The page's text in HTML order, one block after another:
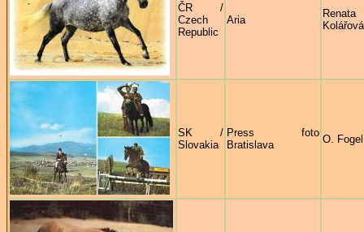
ČR /
Czech
Republic
Aria
Renata
Kolářová
SK /
Slovakia
Press foto
Bratislava
O. Fogel